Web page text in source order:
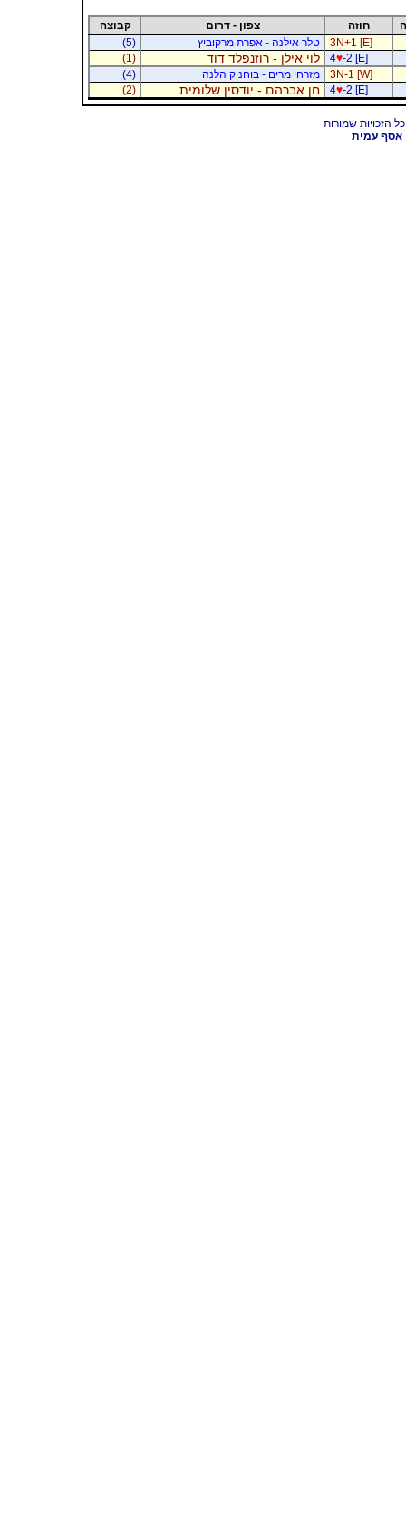
חוזה צפון - דרום
קבוצה
3N+1 [E]
טלר אילנה - אפרת מרקוביץ
(5)
4♥-2 [E] לוי אילן - רוזנפלד דוד
(1)
3N-1 [W]
מזרחי מרים - בוחניק הלנה
(4)
4♥-2 [E] חן אברהם - יודסין שלומית (2)
אסף עמית